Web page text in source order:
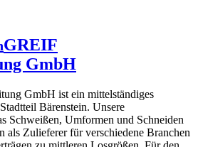
GREIF
GmbH
GmbH ist ein mittelständiges
Bärenstein. Unsere
Schweißen, Umformen und Schneiden
als Zulieferer für verschiedene Branchen